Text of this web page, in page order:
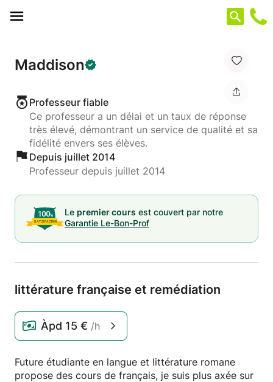
Maddison
Professeur fiable
Ce professeur a un délai et un taux de réponse
très élevé, démontrant un service de qualité et sa
fidélité envers ses élèves.
Depuis juillet 2014
Professeur depuis juillet 2014
Le premier cours est couvert par notre
Garantie Le-Bon-Prof
littérature française et remédiation
Àpd 15 € /h
Future étudiante en langue et littérature romane
propose des cours de français, je suis plus axée sur